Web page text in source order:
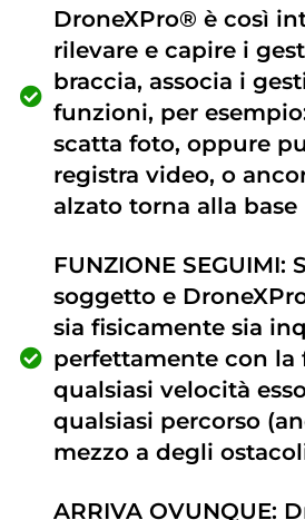
DroneXPro® è così
rilevare e capire i
braccia, associa i
funzioni, per
scatta foto, oppure
registra video, o
alzato torna alla base
FUNZIONE SEGUIMI:
soggetto e
sia fisicamente sia
perfettamente con la
qualsiasi velocità
qualsiasi percorso
mezzo a degli
ARRIVA OVUNQUE: